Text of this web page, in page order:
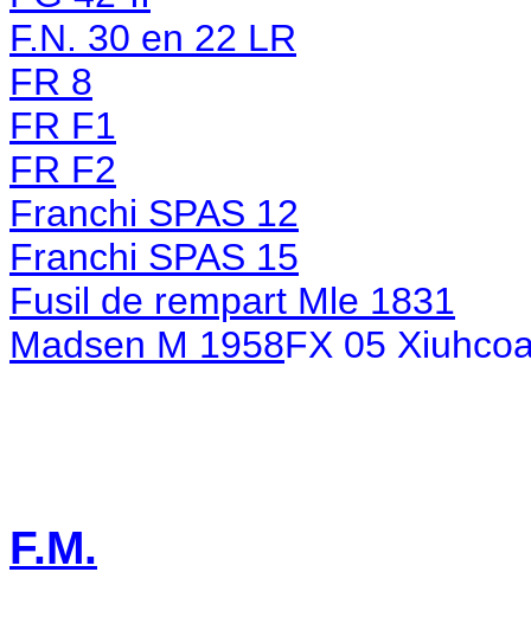
F.N. 30 en 22 LR
FR 8
FR F1
FR F2
Franchi SPAS 12
Franchi SPAS 15
Fusil de rempart Mle 1831
Madsen M 1958FX 05
F.M.